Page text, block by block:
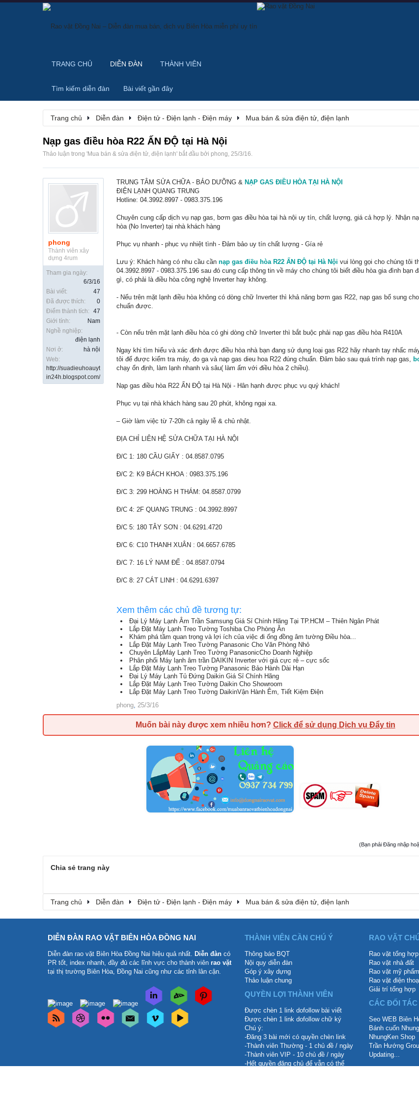
Trang chủ Diễn đàn Điện tử - Điện lạnh - Điện máy Mua bán & sửa điện tử, điện lạnh
Nạp gas điều hòa R22 ẤN ĐỘ tại Hà Nội
Thảo luận trong 'Mua bán & sửa điện tử, điện lạnh' bắt đầu bởi phong, 25/3/16.
phong
Thành viên xây
dựng 4rum
Tham gia ngày:
6/3/16
Bài viết:
47
Đã được thích:
0
Điểm thành tích:
47
Giới tính:
Nam
Nghề nghiệp:
điện lạnh
Nơi ở:
hà nội
Web:
http://suadieuhoauyt
in24h.blogspot.com/
TRUNG TÂM SỬA CHỮA - BẢO DƯỠNG & NẠP GAS ĐIỀU HÒA TẠI HÀ NỘI
ĐIỆN LẠNH QUANG TRUNG
Hotline: 04.3992.8997 - 0983.375.196
Chuyên cung cấp dịch vụ nạp gas, bơm gas điều hòa tại hà nội uy tín, chất lượng, giá cả hợp lý. Nhận
hòa (No Inverter) tại nhà khách hàng
Phục vụ nhanh - phục vụ nhiệt tình - Đảm bảo uy tín chất lượng - Gía rẻ
Lưu ý: Khách hàng có nhu cầu cần nạp gas điều hòa R22 ẤN ĐỘ tại Hà Nội vui lòng gọi cho chúng tôi
04.3992.8997 - 0983.375.196 sau đó cung cấp thông tin về máy cho chúng tôi biết điều hòa gia đình bạn
gì, có phải là điều hòa công nghệ Inverter hay không.
- Nếu trên mặt lạnh điều hòa không có dòng chữ Inverter thì khả năng bơm gas R22, nạp gas bổ sung
chuẩn được.
- Còn nếu trên mặt lạnh điều hòa có ghi dòng chữ Inverter thì bắt buộc phải nạp gas điều hòa R410A
Ngay khi tìm hiểu và xác định được điều hòa nhà bạn đang sử dụng loại gas R22 hãy nhanh tay nhấc
tôi để được kiểm tra máy, đo ga và nap gas dieu hoa R22 đúng chuẩn. Đảm bảo sau quá trình nạp gas,
chạy ổn định, làm lạnh nhanh và sâu( làm ấm với điều hòa 2 chiều).
Nạp gas điều hòa R22 ẤN ĐỘ tại Hà Nội - Hân hạnh được phục vụ quý khách!
Phục vụ tại nhà khách hàng sau 20 phút, không ngại xa.
– Giờ làm việc từ 7-20h cả ngày lễ & chủ nhật.
ĐỊA CHỈ LIÊN HỆ SỬA CHỮA TẠI HÀ NỘI
Đ/C 1: 180 CẦU GIẤY : 04.8587.0795
Đ/C 2: K9 BÁCH KHOA : 0983.375.196
Đ/C 3: 299 HOÀNG H THÁM: 04.8587.0799
Đ/C 4: 2F QUANG TRUNG : 04.3992.8997
Đ/C 5: 180 TÂY SƠN : 04.6291.4720
Đ/C 6: C10 THANH XUÂN : 04.6657.6785
Đ/C 7: 16 LÝ NAM ĐẾ : 04.8587.0794
Đ/C 8: 27 CÁT LINH : 04.6291.6397
Xem thêm các chủ đề tương tự:
Đại Lý Máy Lạnh Âm Trần Samsung Giá Sỉ Chính Hãng Tại TP.HCM – Thiên Ngân Phát
Lắp Đặt Máy Lạnh Treo Tường Toshiba Cho Phòng Ăn
Khám phá tầm quan trọng và lợi ích của việc đi ống đồng âm tường Điều hòa...
Lắp Đặt Máy Lạnh Treo Tường Panasonic Cho Văn Phòng Nhỏ
Chuyên LắpMáy Lạnh Treo Tường PanasonicCho Doanh Nghiệp
Phân phối Máy lạnh âm trần DAIKIN Inverter với giá cực rẻ – cực sốc
Lắp Đặt Máy Lạnh Treo Tường Panasonic Bảo Hành Dài Hạn
Đại Lý Máy Lạnh Tủ Đứng Daikin Giá Sỉ Chính Hãng
Lắp Đặt Máy Lạnh Treo Tường Daikin Cho Showroom
Lắp Đặt Máy Lạnh Treo Tường DaikinVận Hành Êm, Tiết Kiệm Điện
phong, 25/3/16
Muốn bài này được xem nhiều hơn? Click để sử dụng Dịch vụ Đẩy tin
(Bạn phải Đăng nhập
Chia sẻ trang này
Trang chủ Diễn đàn Điện tử - Điện lạnh - Điện máy Mua bán & sửa điện tử, điện lạnh
TRANG CHỦ DIỄN ĐÀN
Tìm kiếm diễn đàn Bài viết gần đây
THÀNH VIÊN
DIỄN ĐÀN RAO VẶT BIÊN HÒA ĐỒNG NAI
Diễn đàn rao vặt Biên Hòa Đồng Nai hiệu quả nhất. Diễn đàn có
PR tốt, index nhanh, đầy đủ các lĩnh vực cho thành viên rao vặt
tại thị trường Biên Hòa, Đồng Nai cũng như các tỉnh lân cận.
THÀNH VIÊN CẦN CHÚ Ý
Thông báo BQT
Nội quy diễn đàn
Góp ý xây dựng
Thảo luận chung
QUYỀN LỢI THÀNH VIÊN
Được chèn 1 link dofollow bài viết
Được chèn 1 link dofollow chữ ký
Chú ý:
-Đăng 3 bài mới có quyền chèn link
-Thành viên Thường - 1 chủ đề / ngày
-Thành viên VIP - 10 chủ đề / ngày
-Hết quyền đăng chủ để vẫn có thể
RAO VẶT
Rao vặt tổng hợp
Rao vặt nhà đất
Rao vặt mỹ
Rao vặt điện
Giải trí tổng hợp
CÁC ĐỐI TÁC
Seo WEB Biên
Bánh cuốn
NhungKen Shop
Trần Hướng
Updating...